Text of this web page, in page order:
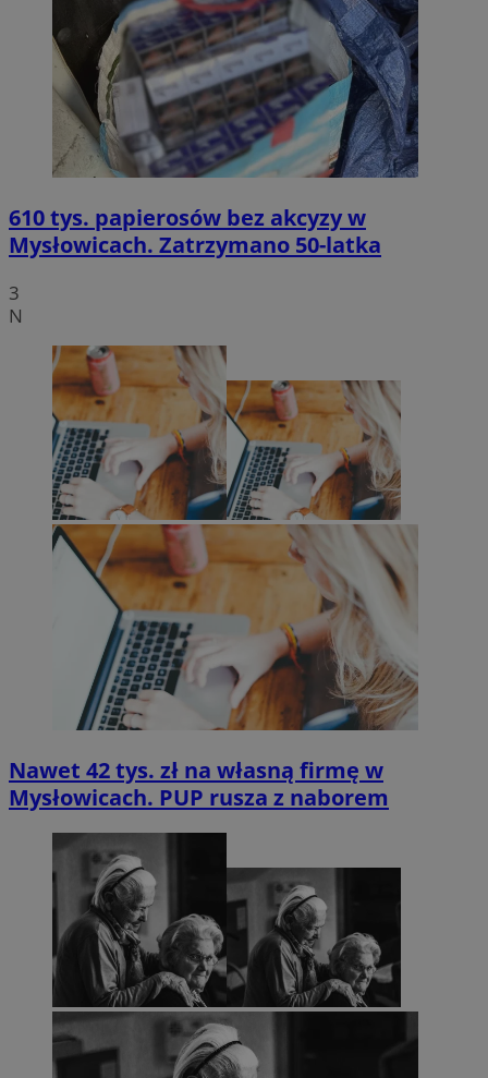
610 tys. papierosów bez akcyzy w
Mysłowicach. Zatrzymano 50-latka
3
N
Nawet 42 tys. zł na własną firmę w
Mysłowicach. PUP rusza z naborem